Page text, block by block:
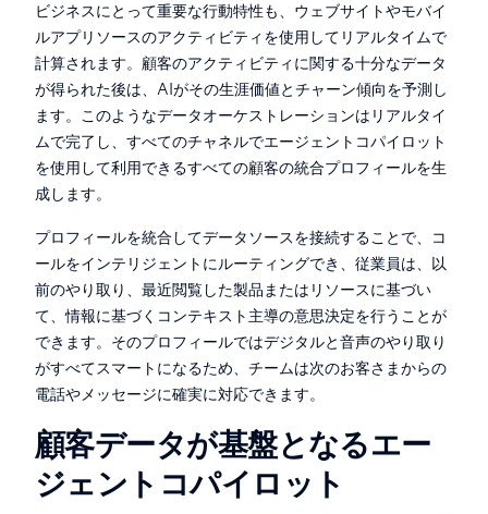
ビジネスにとって重要な行動特性も、ウェブサイトやモバイ
ルアプリソースのアクティビティを使用してリアルタイムで
計算されます。顧客のアクティビティに関する十分なデータ
が得られた後は、AIがその生涯価値とチャーン傾向を予測し
ます。このようなデータオーケストレーションはリアルタイ
ムで完了し、すべてのチャネルでエージェントコパイロット
を使用して利用できるすべての顧客の統合プロフィールを生
成します。
プロフィールを統合してデータソースを接続することで、コ
ールをインテリジェントにルーティングでき、従業員は、以
前のやり取り、最近閲覧した製品またはリソースに基づい
て、情報に基づくコンテキスト主導の意思決定を行うことが
できます。そのプロフィールではデジタルと音声のやり取り
がすべてスマートになるため、チームは次のお客さまからの
電話やメッセージに確実に対応できます。
顧客データが基盤となるエー
ジェントコパイロット